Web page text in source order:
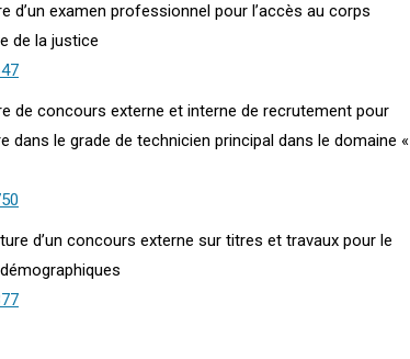
d’un examen professionnel pour l’accès au corps
de la justice
de concours externe et interne de recrutement pour
le grade de technicien principal dans le domaine «
d’un concours externe sur titres et travaux pour le